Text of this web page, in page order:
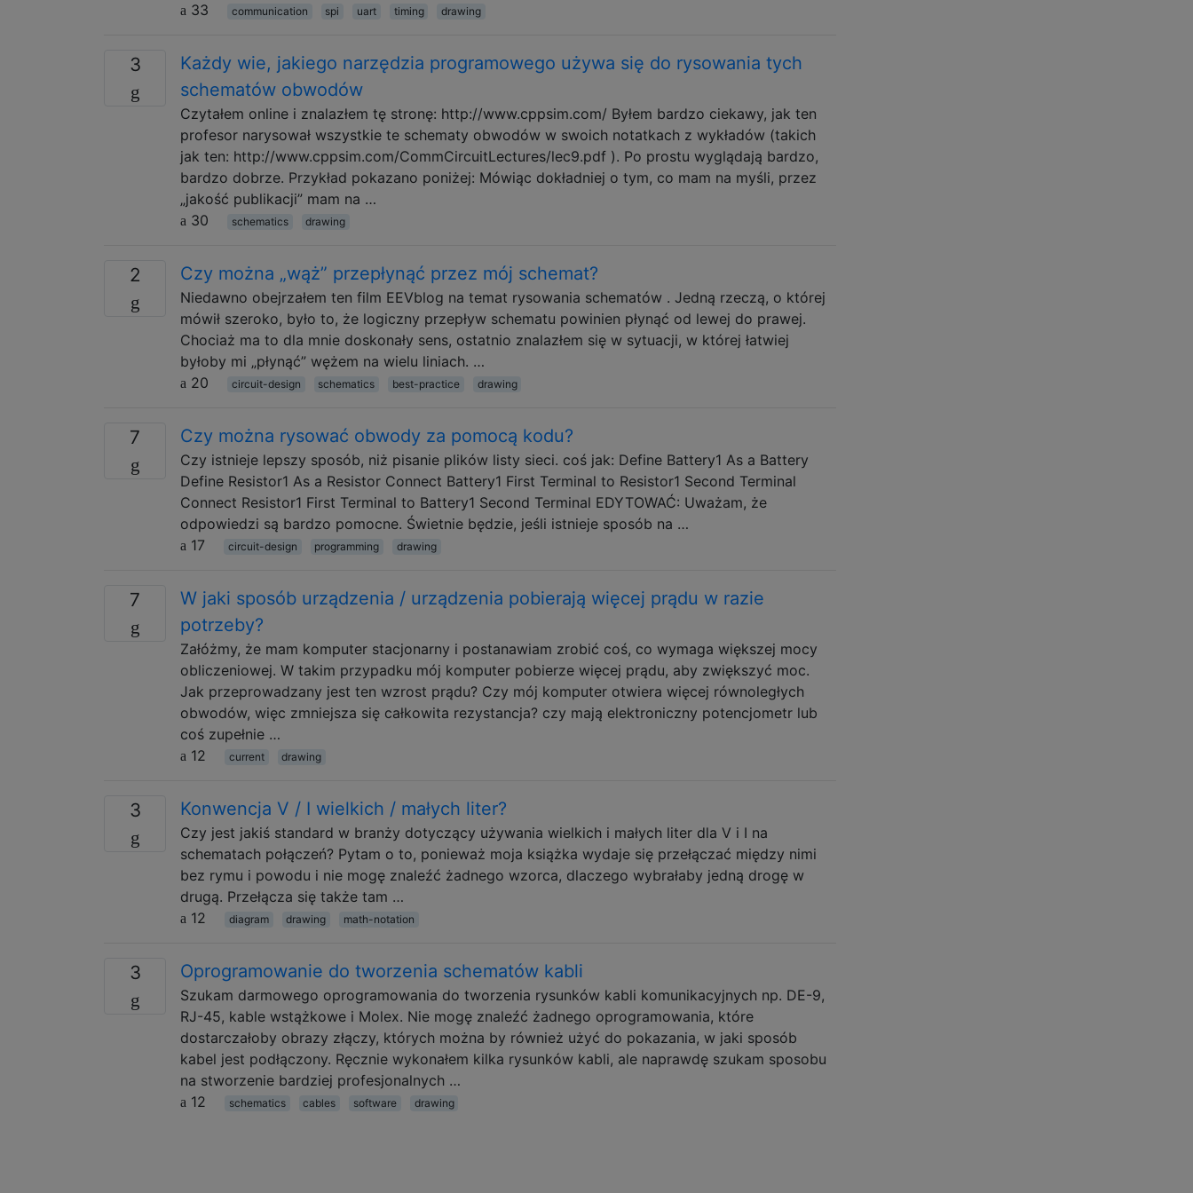
33
communication spi uart timing drawing
3
Każdy wie, jakiego narzędzia programowego używa się do rysowania tych
schematów obwodów
Czytałem online i znalazłem tę stronę: http://www.cppsim.com/ Byłem bardzo ciekawy, jak ten
profesor narysował wszystkie te schematy obwodów w swoich notatkach z wykładów (takich
jak ten: http://www.cppsim.com/CommCircuitLectures/lec9.pdf ). Po prostu wyglądają bardzo,
bardzo dobrze. Przykład pokazano poniżej: Mówiąc dokładniej o tym, co mam na myśli, przez
„jakość publikacji” mam na …
30
schematics drawing
2 Czy można „wąż” przepłynąć przez mój schemat?
Niedawno obejrzałem ten film EEVblog na temat rysowania schematów . Jedną rzeczą, o której
mówił szeroko, było to, że logiczny przepływ schematu powinien płynąć od lewej do prawej.
Chociaż ma to dla mnie doskonały sens, ostatnio znalazłem się w sytuacji, w której łatwiej
byłoby mi „płynąć” wężem na wielu liniach. …
20
circuit-design schematics best-practice drawing
7 Czy można rysować obwody za pomocą kodu?
Czy istnieje lepszy sposób, niż pisanie plików listy sieci. coś jak: Define Battery1 As a Battery
Define Resistor1 As a Resistor Connect Battery1 First Terminal to Resistor1 Second Terminal
Connect Resistor1 First Terminal to Battery1 Second Terminal EDYTOWAĆ: Uważam, że
odpowiedzi są bardzo pomocne. Świetnie będzie, jeśli istnieje sposób na …
17
circuit-design programming drawing
7
W jaki sposób urządzenia / urządzenia pobierają więcej prądu w razie
potrzeby?
Załóżmy, że mam komputer stacjonarny i postanawiam zrobić coś, co wymaga większej mocy
obliczeniowej. W takim przypadku mój komputer pobierze więcej prądu, aby zwiększyć moc.
Jak przeprowadzany jest ten wzrost prądu? Czy mój komputer otwiera więcej równoległych
obwodów, więc zmniejsza się całkowita rezystancja? czy mają elektroniczny potencjometr lub
coś zupełnie …
12
current drawing
3 Konwencja V / I wielkich / małych liter?
Czy jest jakiś standard w branży dotyczący używania wielkich i małych liter dla V i I na
schematach połączeń? Pytam o to, ponieważ moja książka wydaje się przełączać między nimi
bez rymu i powodu i nie mogę znaleźć żadnego wzorca, dlaczego wybrałaby jedną drogę w
drugą. Przełącza się także tam …
12
diagram drawing math-notation
3 Oprogramowanie do tworzenia schematów kabli
Szukam darmowego oprogramowania do tworzenia rysunków kabli komunikacyjnych np. DE-9,
RJ-45, kable wstążkowe i Molex. Nie mogę znaleźć żadnego oprogramowania, które
dostarczałoby obrazy złączy, których można by również użyć do pokazania, w jaki sposób
kabel jest podłączony. Ręcznie wykonałem kilka rysunków kabli, ale naprawdę szukam sposobu
na stworzenie bardziej profesjonalnych …
12
schematics cables software drawing